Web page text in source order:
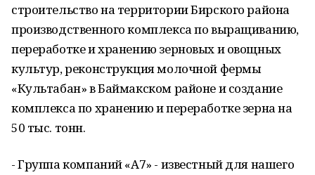
строительство на территории Бирского района
производственного комплекса по выращиванию,
переработке и хранению зерновых и овощных
культур, реконструкция молочной фермы
«Культабан» в Баймакском районе и создание
комплекса по хранению и переработке зерна на
50 тыс. тонн.
- Группа компаний «А7» - известный для нашего